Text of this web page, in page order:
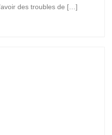
des troubles de […]